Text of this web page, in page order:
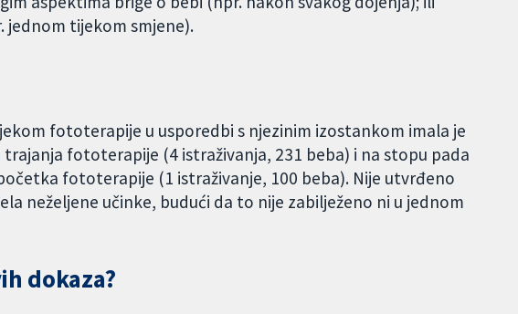
jednom tijekom smjene).
fototerapije u usporedbi s njezinim izostankom imala je
fototerapije (4 istraživanja, 231 beba) i na stopu pada
fototerapije (1 istraživanje, 100 beba). Nije utvrđeno
neželjene učinke, budući da to nije zabilježeno ni u jednom
dokaza?